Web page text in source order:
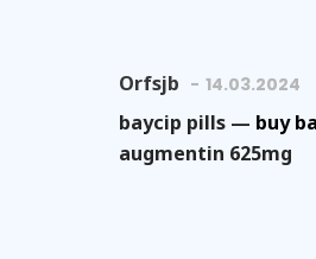
Orfsjb 14.03.2024
baycip pills — buy
augmentin 625mg